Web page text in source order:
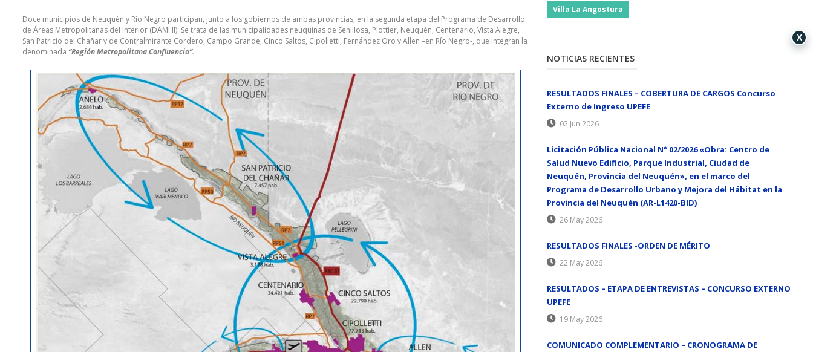
Doce municipios de Neuquén y Río Negro participan, junto a los gobiernos de ambas provincias, en la segunda etapa del Programa de Desarrollo
de Áreas Metropolitanas del Interior (DAMI II). Se trata de las municipalidades neuquinas de Senillosa, Plottier, Neuquén, Centenario, Vista Alegre,
San Patricio del Chañar y de Contralmirante Cordero, Campo Grande, Cinco Saltos, Cipolletti, Fernández Oro y Allen –en Río Negro-, que integran la
denominada “Región Metropolitana Confluencia”.
Villa La Angostura
NOTICIAS RECIENTES
RESULTADOS FINALES – COBERTURA DE CARGOS Concurso
Externo de Ingreso UPEFE
02 Jun 2026
Licitación Pública Nacional N° 02/2026 «Obra: Centro de
Salud Nuevo Edificio, Parque Industrial, Ciudad de
Neuquén, Provincia del Neuquén», en el marco del
Programa de Desarrollo Urbano y Mejora del Hábitat en la
Provincia del Neuquén (AR-L1420-BID)
26 May 2026
RESULTADOS FINALES -ORDEN DE MÉRITO
22 May 2026
RESULTADOS – ETAPA DE ENTREVISTAS – CONCURSO EXTERNO
UPEFE
19 May 2026
COMUNICADO COMPLEMENTARIO – CRONOGRAMA DE
X